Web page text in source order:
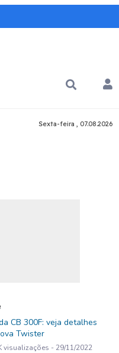
Sexta-feira , 07.08.2026
CB 300F: veja detalhes
Twister
visualizações - 29/11/2022